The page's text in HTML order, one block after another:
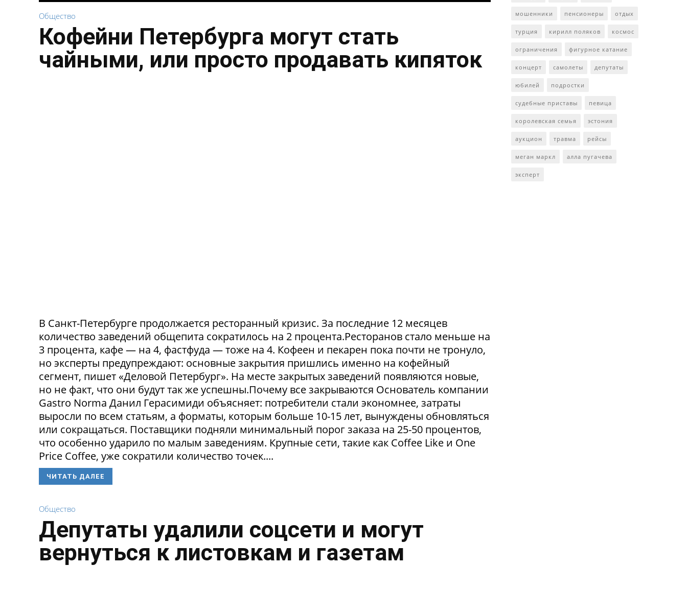
Общество
Кофейни Петербурга могут стать
чайными, или просто продавать кипяток
В Санкт-Петербурге продолжается ресторанный кризис. За последние 12 месяцев
количество заведений общепита сократилось на 2 процента.Ресторанов стало меньше на
3 процента, кафе — на 4, фастфуда — тоже на 4. Кофеен и пекарен пока почти не тронуло,
но эксперты предупреждают: основные закрытия пришлись именно на кофейный
сегмент, пишет «Деловой Петербург». На месте закрытых заведений появляются новые,
но не факт, что они будут так же успешны.Почему все закрываются Основатель компании
Gastro Norma Данил Герасимиди объясняет: потребители стали экономнее, затраты
выросли по всем статьям, а форматы, которым больше 10-15 лет, вынуждены обновляться
или сокращаться. Поставщики подняли минимальный порог заказа на 25-50 процентов,
что особенно ударило по малым заведениям. Крупные сети, такие как Coffee Like и One
Price Coffee, уже сократили количество точек....
ЧИТАТЬ ДАЛЕЕ
Общество
Депутаты удалили соцсети и могут
вернуться к листовкам и газетам
мошенники пенсионеры отдых
турция кирилл поляков космос
ограничения фигурное катание
концерт самолеты депутаты
юбилей подростки
судебные приставы певица
королевская семья эстония
аукцион травма рейсы
меган маркл алла пугачева
эксперт